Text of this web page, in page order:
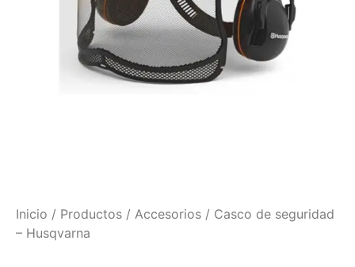
Inicio / Productos / Accesorios / Casco de seguridad
– Husqvarna